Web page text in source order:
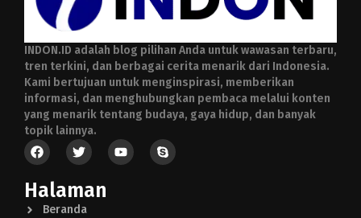
INDON.ID adalah blog pilihan Anda untuk wawasan terbaru,
tren terkini, dan berbagai cerita menarik dari Indonesia.
Kami bertujuan untuk menginspirasi, memberikan
informasi, dan menghubungkan pembaca melalui konten
yang menarik tentang budaya, gaya hidup, dan banyak
topik lainnya.
Halaman
Beranda